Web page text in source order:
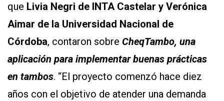
que Livia Negri de INTA Castelar y Verónica
Aimar de la Universidad Nacional de
Córdoba, contaron sobre CheqTambo, una
aplicación para implementar buenas prácticas
en tambos. “El proyecto comenzó hace diez
años con el objetivo de atender una demanda